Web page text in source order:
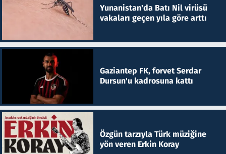
Yunanistan'da Batı Nil virüsü
vakaları geçen yıla göre arttı
Gaziantep FK, forvet Serdar
Dursun'u kadrosuna kattı
Özgün tarzıyla Türk müziğine
yön veren Erkin Koray